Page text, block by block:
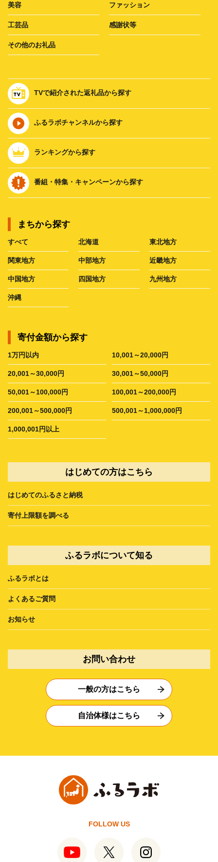
美容 ファッション
工芸品 感謝状等
その他のお礼品
TVで紹介された返礼品から探す
ふるラボチャンネルから探す
ランキングから探す
番組・特集・キャンペーンから探す
まちから探す
すべて 北海道 東北地方
関東地方 中部地方 近畿地方
中国地方 四国地方 九州地方
沖縄
寄付金額から探す
1万円以内 10,001～20,000円
20,001～30,000円 30,001～50,000円
50,001～100,000円 100,001～200,000円
200,001～500,000円 500,001～1,000,000円
1,000,001円以上
はじめての方はこちら
はじめてのふるさと納税
寄付上限額を調べる
ふるラボについて知る
ふるラボとは
よくあるご質問
お知らせ
お問い合わせ
一般の方はこちら
自治体様はこちら
FOLLOW US